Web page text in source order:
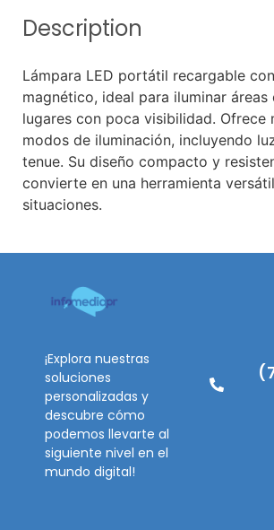
Description
Lámpara LED portátil recargable
magnético, ideal para iluminar
lugares con poca visibilidad. Ofrece
modos de iluminación, incluyendo
tenue. Su diseño compacto y
convierte en una herramienta
situaciones.
¡Explora nuestras
soluciones
personalizadas y
descubre cómo
podemos llevarte al
siguiente nivel en el
mundo digital!